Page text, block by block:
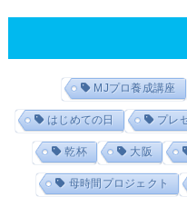
MJプロ養成講座
はじめての日 プレ
乾杯 大阪
母時間プロジェクト